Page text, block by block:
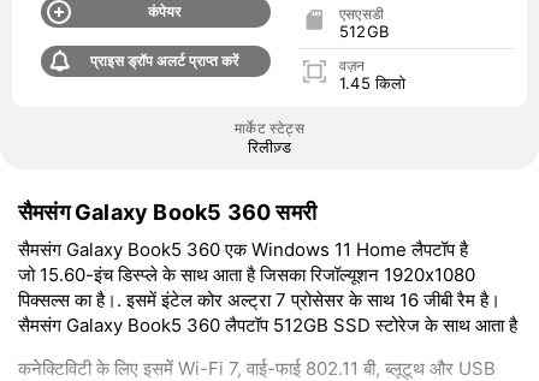
कंपेयर
प्राइस ड्रॉप अलर्ट प्राप्त करें
एसएसडी
512GB
वज़न
1.45 किलो
मार्केट स्टेट्स
रिलीज़्ड
सैमसंग Galaxy Book5 360 समरी
सैमसंग Galaxy Book5 360 एक Windows 11 Home लैपटॉप है
जो 15.60-इंच डिस्प्ले के साथ आता है जिसका रिजॉल्यूशन 1920x1080
पिक्सल्स का है।. इसमें इंटेल कोर अल्ट्रा 7 प्रोसेसर के साथ 16 जीबी रैम है।
सैमसंग Galaxy Book5 360 लैपटॉप 512GB SSD स्टोरेज के साथ आता है
कनेक्टिविटी के लिए इसमें Wi-Fi 7, वाई-फाई 802.11 बी, ब्लूटूथ और USB